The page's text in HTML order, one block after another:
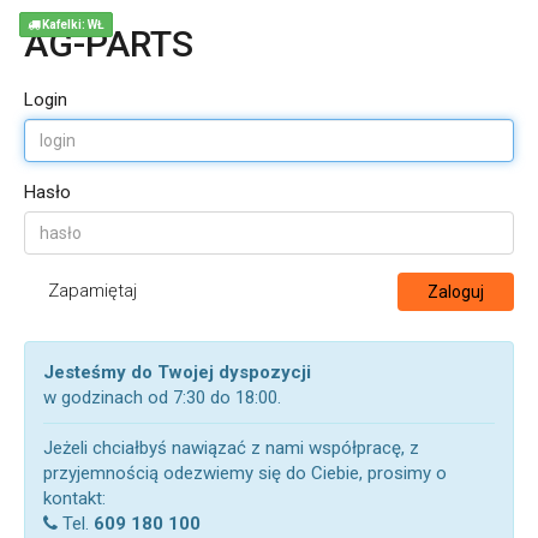
AG-PARTS
Login
Hasło
Zapamiętaj Zaloguj
Jesteśmy do Twojej dyspozycji
w godzinach od 7:30 do 18:00.
Jeżeli chciałbyś nawiązać z nami współpracę, z
przyjemnością odezwiemy się do Ciebie, prosimy o
kontakt:
Tel. 609 180 100
Kafelki: WŁ